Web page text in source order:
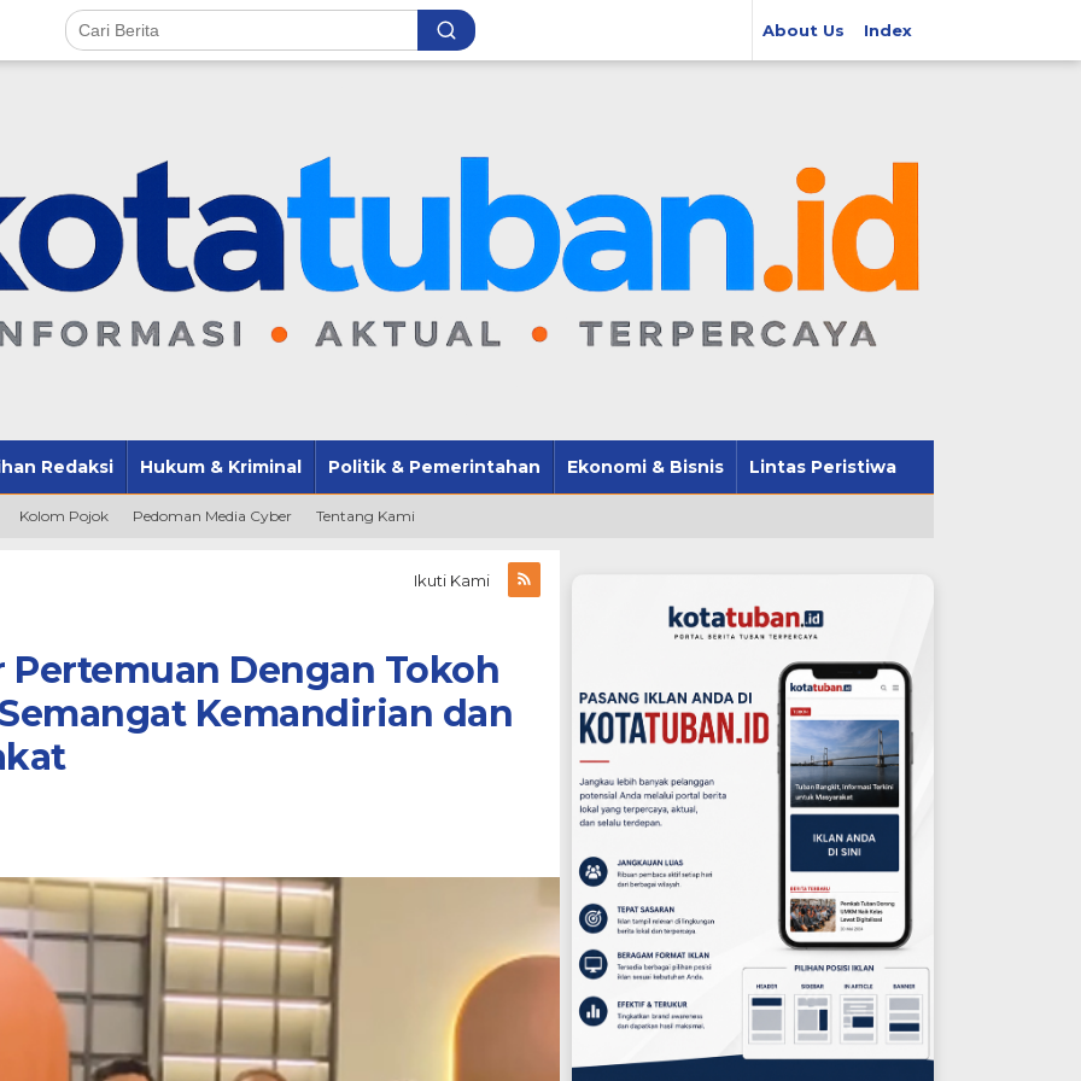
About Us Index
Redaksi Hukum & Kriminal Politik & Pemerintahan Ekonomi & Bisnis Lintas Peristiwa
Kolom Pojok Pedoman Media Cyber Tentang Kami
Ikuti Kami
Pertemuan Dengan Tokoh
Kemandirian dan